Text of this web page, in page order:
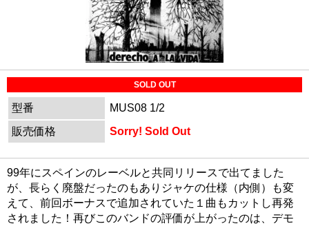
SOLD OUT
型番
MUS08 1/2
販売価格
Sorry! Sold Out
99年にスペインのレーベルと共同リリースで出てました
が、長らく廃盤だったのもありジャケの仕様（内側）も変
えて、前回ボーナスで追加されていた１曲もカットし再発
されました！再びこのバンドの評価が上がったのは、デモ